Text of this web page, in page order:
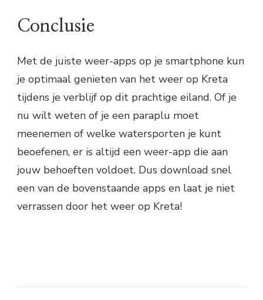
Conclusie
Met de juiste weer-apps op je smartphone kun
je optimaal genieten van het weer op Kreta
tijdens je verblijf op dit prachtige eiland. Of je
nu wilt weten of je een paraplu moet
meenemen of welke watersporten je kunt
beoefenen, er is altijd een weer-app die aan
jouw behoeften voldoet. Dus download snel
een van de bovenstaande apps en laat je niet
verrassen door het weer op Kreta!